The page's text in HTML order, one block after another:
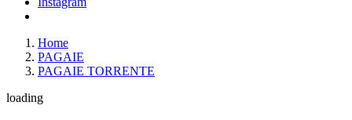
Home
PAGAIE
PAGAIE TORRENTE
loading